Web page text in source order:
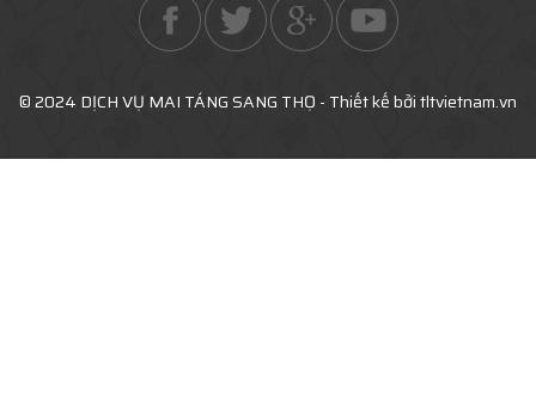
© 2024 DỊCH VỤ MAI TÁNG SANG THỌ - Thiết kế bởi tltvietnam.vn